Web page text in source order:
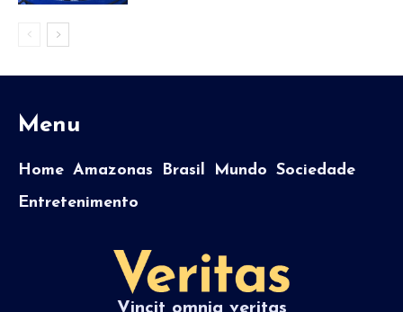
Menu
Home Amazonas Brasil Mundo Sociedade
Entretenimento
Vincit omnia veritas